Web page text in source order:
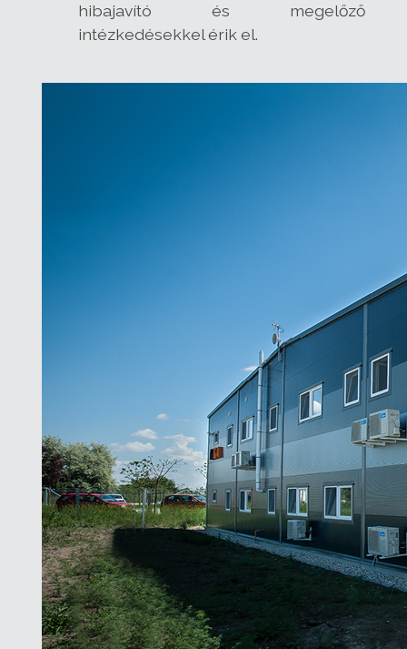
hibajavító és megelőző
intézkedésekkel érik el.